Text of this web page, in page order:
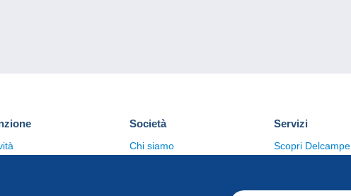
Società
Chi siamo
Servizi
Scopri Delcampe